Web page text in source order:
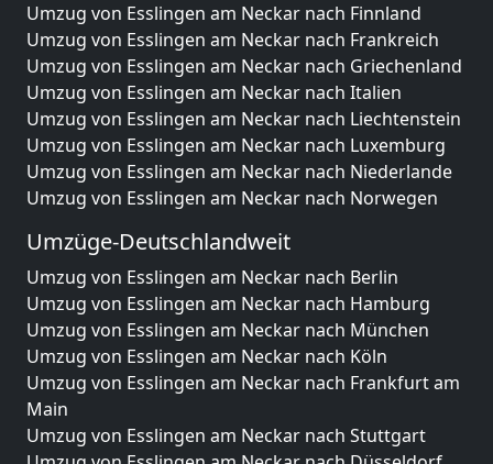
Umzug von Esslingen am Neckar nach Finnland
Umzug von Esslingen am Neckar nach Frankreich
Umzug von Esslingen am Neckar nach Griechenland
Umzug von Esslingen am Neckar nach Italien
Umzug von Esslingen am Neckar nach Liechtenstein
Umzug von Esslingen am Neckar nach Luxemburg
Umzug von Esslingen am Neckar nach Niederlande
Umzug von Esslingen am Neckar nach Norwegen
Umzüge-Deutschlandweit
Umzug von Esslingen am Neckar nach Berlin
Umzug von Esslingen am Neckar nach Hamburg
Umzug von Esslingen am Neckar nach München
Umzug von Esslingen am Neckar nach Köln
Umzug von Esslingen am Neckar nach Frankfurt am
Main
Umzug von Esslingen am Neckar nach Stuttgart